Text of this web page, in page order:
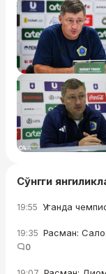
Сўнгги
19:55 Уганда
19:35 Расман:
0